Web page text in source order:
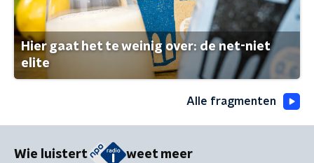
Hier gaat het te weinig over: de net-niet
elite
Alle fragmenten
Wie luistert weet meer